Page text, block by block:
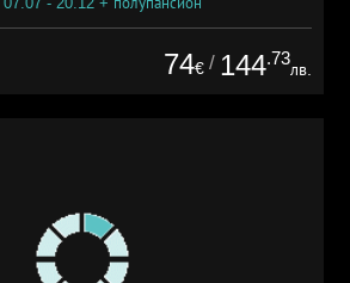
74€ / 144.73
лв.